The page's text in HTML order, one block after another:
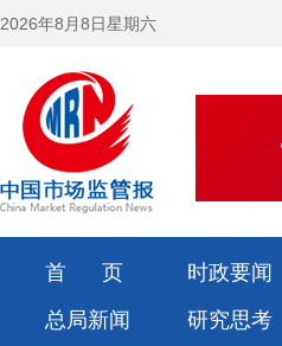
2026年8月8日星期六
首 页 时政要闻
总局新闻
研究思考